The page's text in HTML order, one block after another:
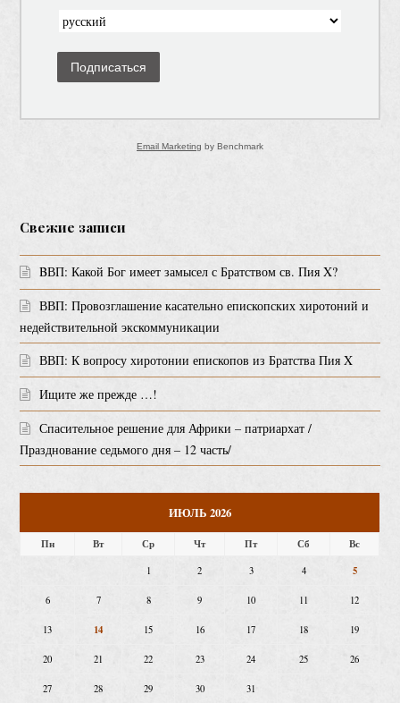
Подписаться
Email Marketing by Benchmark
Свежие записи
BВП: Какой Бог имеет замысел с Братством св. Пия X?
ВВП: Провозглашение касательно епископских хиротоний и
недействительной экскоммуникации
ВВП: К вопросу хиротонии епископов из Братства Пия X
Ищите же прежде …!
Спасительное решение для Африки – патриархат /
Празднование седьмого дня – 12 часть/
ИЮЛЬ 2026
Пн Вт Ср Чт Пт Сб Вс
1 2 3 4 5
6 7 8 9 10 11 12
13 14 15 16 17 18 19
20 21 22 23 24 25 26
27 28 29 30 31